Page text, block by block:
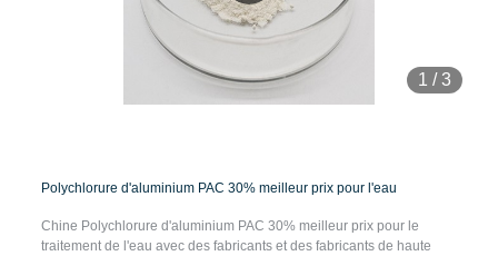
1 /3
Polychlorure d'aluminium PAC 30% meilleur prix pour l'eau
Chine Polychlorure d'aluminium PAC 30% meilleur prix pour le
traitement de l'eau avec des fabricants et des fabricants de haute